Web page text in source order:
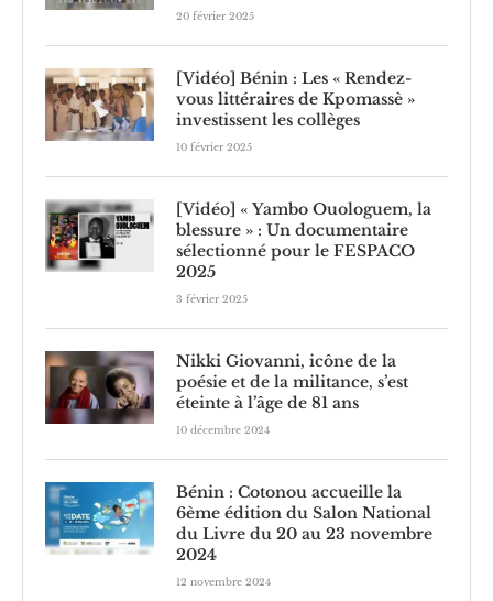
20 février 2025
[Vidéo] Bénin : Les « Rendez-
vous littéraires de Kpomassè »
investissent les collèges
10 février 2025
[Vidéo] « Yambo Ouologuem, la
blessure » : Un documentaire
sélectionné pour le FESPACO
2025
3 février 2025
Nikki Giovanni, icône de la
poésie et de la militance, s’est
éteinte à l’âge de 81 ans
10 décembre 2024
Bénin : Cotonou accueille la
6ème édition du Salon National
du Livre du 20 au 23 novembre
2024
12 novembre 2024